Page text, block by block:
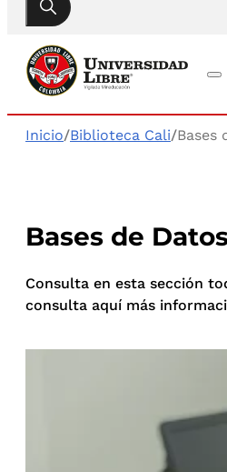
Inicio/Biblioteca Cali/Bases
Bases de
Consulta en esta sección
consulta aquí más